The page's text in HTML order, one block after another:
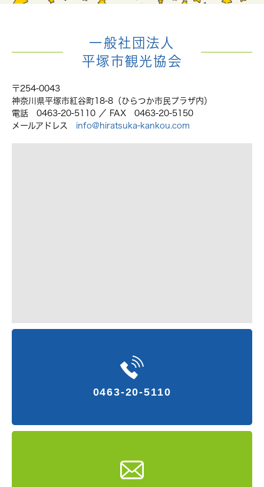
一般社団法人
平塚市観光協会
〒254-0043
神奈川県平塚市紅谷町18-8（ひらつか市民プラザ内）
電話 0463-20-5110 ／ FAX 0463-20-5150
メールアドレス info@hiratsuka-kankou.com
0463-20-5110